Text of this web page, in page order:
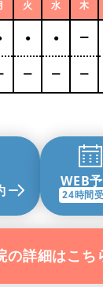
火 水 木
● ● ー
ー ー ー
WEB
24時間
の詳細はこち